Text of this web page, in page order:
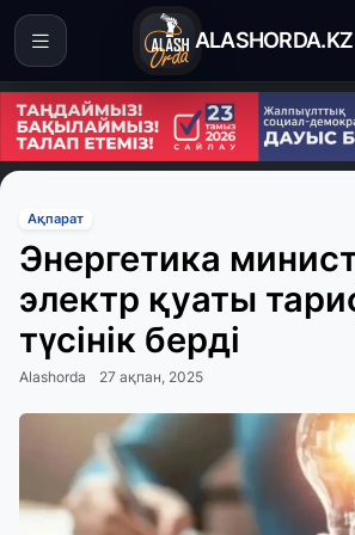
ALASHORDA.KZ
Ақпарат
Энергетика
электр қуаты
түсінік берді
Alashorda 27 ақпан, 2025